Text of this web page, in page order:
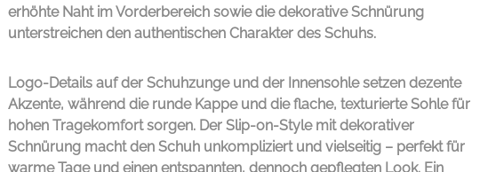
erhöhte Naht im Vorderbereich sowie die dekorative Schnürung
unterstreichen den authentischen Charakter des Schuhs.
Logo-Details auf der Schuhzunge und der Innensohle setzen dezente
Akzente, während die runde Kappe und die flache, texturierte Sohle für
hohen Tragekomfort sorgen. Der Slip-on-Style mit dekorativer
Schnürung macht den Schuh unkompliziert und vielseitig – perfekt für
warme Tage und einen entspannten, dennoch gepflegten Look. Ein